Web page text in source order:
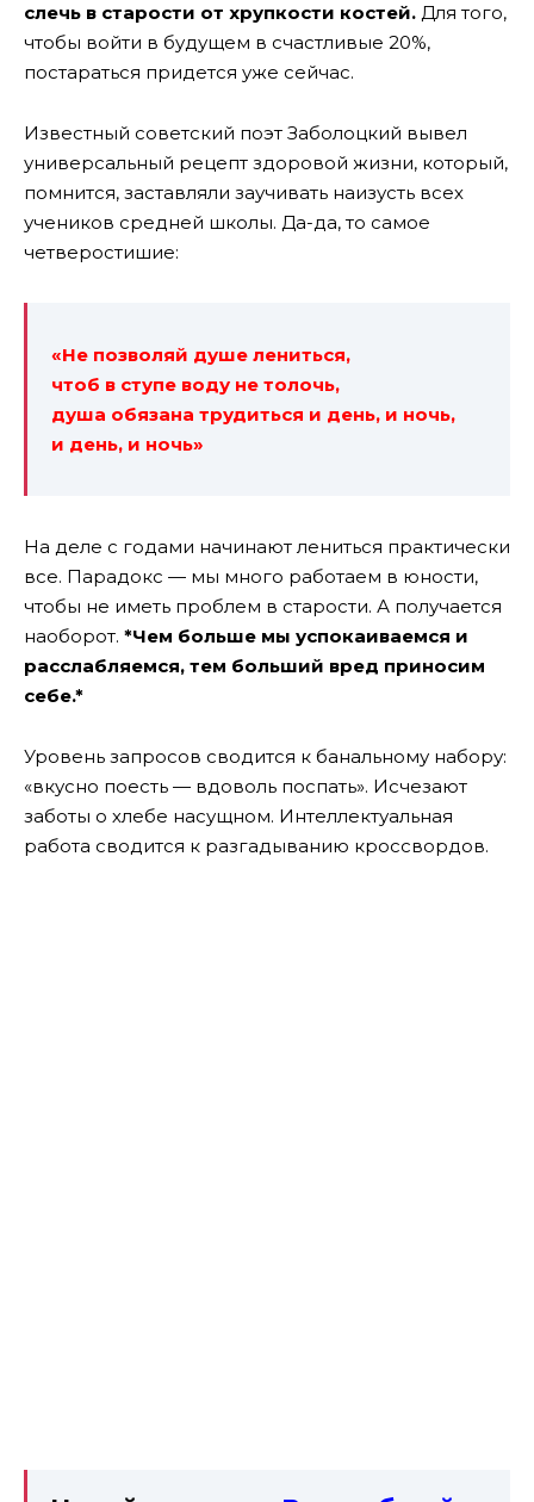
слечь в старости от хрупкости костей. Для того,
чтобы войти в будущем в счастливые 20%,
постараться придется уже сейчас.
Известный советский поэт Заболоцкий вывел
универсальный рецепт здоровой жизни, который,
помнится, заставляли заучивать наизусть всех
учеников средней школы. Да-да, то самое
четверостишие:
«Не позволяй душе лениться,
чтоб в ступе воду не толочь,
душа обязана трудиться и день, и ночь,
и день, и ночь»
На деле с годами начинают лениться практически
все. Парадокс — мы много работаем в юности,
чтобы не иметь проблем в старости. А получается
наоборот. *Чем больше мы успокаиваемся и
расслабляемся, тем больший вред приносим
себе.*
Уровень запросов сводится к банальному набору:
«вкусно поесть — вдоволь поспать». Исчезают
заботы о хлебе насущном. Интеллектуальная
работа сводится к разгадыванию кроссвордов.